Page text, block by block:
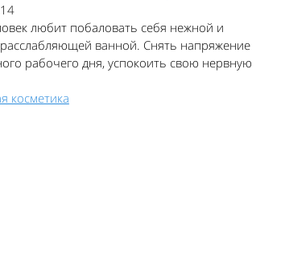
любит побаловать себя нежной и
ванной. Снять напряжение
рабочего дня, успокоить свою нервную
косметика